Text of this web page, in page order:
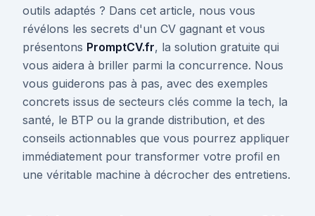
outils adaptés ? Dans cet article, nous vous
révélons les secrets d'un CV gagnant et vous
présentons PromptCV.fr, la solution gratuite qui
vous aidera à briller parmi la concurrence. Nous
vous guiderons pas à pas, avec des exemples
concrets issus de secteurs clés comme la tech, la
santé, le BTP ou la grande distribution, et des
conseils actionnables que vous pourrez appliquer
immédiatement pour transformer votre profil en
une véritable machine à décrocher des entretiens.